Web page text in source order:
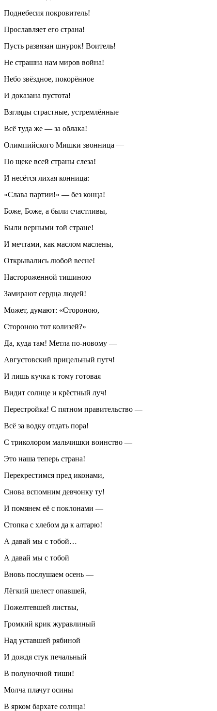
Поднебесия покровитель!
Прославляет его страна!
Пусть развязан шнурок! Воитель!
Не страшна нам миров война!
Небо звёздное, покорённое
И доказана пустота!
Взгляды страстные, устремлённые
Всё туда же — за облака!
Олимпийского Мишки звонница —
По щеке всей страны слеза!
И несётся лихая конница:
«Слава партии!» — без конца!
Боже, Боже, а были счастливы,
Были верными той стране!
И мечтами, как маслом маслены,
Открывались любой весне!
Настороженной тишиною
Замирают сердца людей!
Может, думают: «Стороною,
Стороною тот колизей?»
Да, куда там! Метла по-новому —
Августовский прицельный путч!
И лишь кучка к тому готовая
Видит солнце и крёстный луч!
Перестройка! С пятном правительство —
Всё за водку отдать пора!
С триколором мальчишки воинство —
Это наша теперь страна!
Перекрестимся пред иконами,
Снова вспомним девчонку ту!
И помянем её с поклонами —
Стопка с хлебом да к алтарю!
А давай мы с тобой…
А давай мы с тобой
Вновь послушаем осень —
Лёгкий шелест опавшей,
Пожелтевшей листвы,
Громкий крик журавлиный
Над уставшей рябиной
И дождя стук печальный
В полуночной тиши!
Молча плачут осины
В ярком бархате солнца!